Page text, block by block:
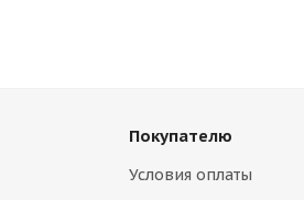
Покупателю
Условия оплаты